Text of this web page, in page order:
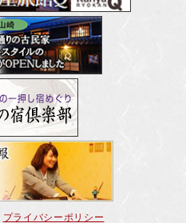
プライバシーポリシー